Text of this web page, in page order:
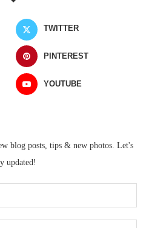
TWITTER
PINTEREST
YOUTUBE
blog posts, tips & new photos. Let's
updated!